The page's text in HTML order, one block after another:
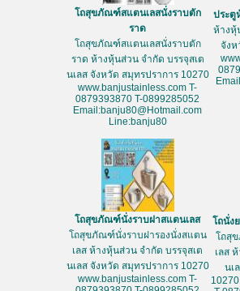
โถสุขภัณฑ์สแตนเลสนั่งราบตัก
ราด
โถสุขภัณฑ์สแตนเลสนั่งราบตัก
ราด ห้างหุ้นส่วน จำกัด บรรจุสเต
นเลส จังหวัด สมุทรปราการ 10270
www.banjustainless.com T-
0879393870 T-0899285052
Email:banju80@Hotmail.com
Line:banju80
ประตู
ห้างหุ้
จังห
โถสุขภัณฑ์นั่งราบฝาสแตนเลส
โถสุขภัณฑ์นั่งราบฝารองนั่งสแตน
เลส ห้างหุ้นส่วน จำกัด บรรจุสเต
นเลส จังหวัด สมุทรปราการ 10270
www.banjustainless.com T-
โถนั่ง
โถสุ
เลส
นเ